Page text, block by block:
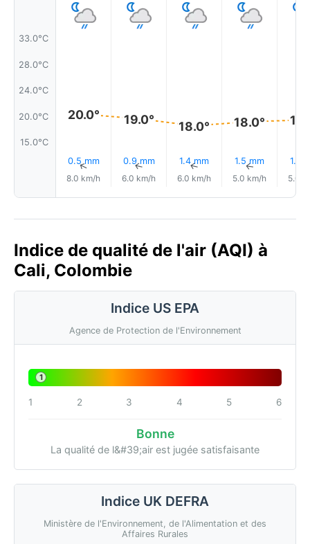
33.0°C
28.0°C
24.0°C
20.0°C
15.0°C
20.0°
0.5 mm
↑
8.0 km/h
19.0°
0.9 mm
↑
6.0 km/h
18.0°
1.4 mm
↑
6.0 km/h
18.0°
1.5 mm
↑
5.0 km/h
1.2
5.0
Indice de qualité de l'air (AQI) à
Cali, Colombie
Indice US EPA
Agence de Protection de l'Environnement
1
1 2 3 4 5 6
Bonne
La qualité de l&#39;air est jugée satisfaisante
Indice UK DEFRA
Ministère de l'Environnement, de l'Alimentation et des
Affaires Rurales